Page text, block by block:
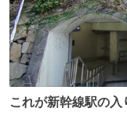
これが新幹線駅の